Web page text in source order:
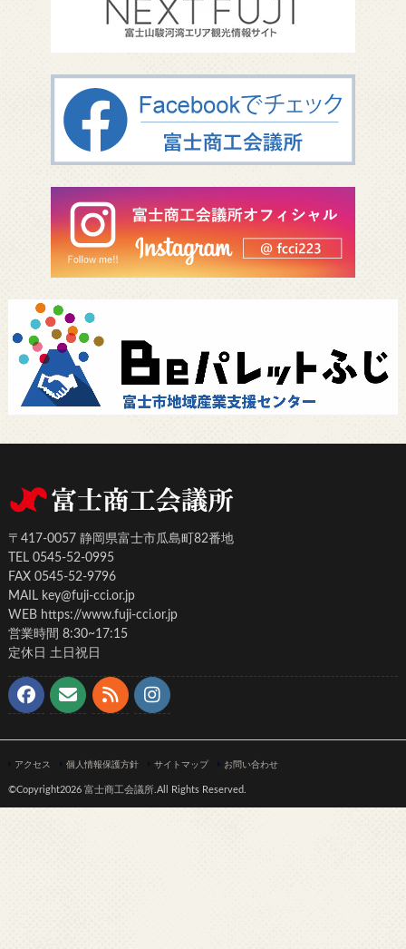
〒417-0057 静岡県富士市瓜島町82番地
TEL 0545-52-0995
FAX 0545-52-9796
MAIL key@fuji-cci.or.jp
WEB https://www.fuji-cci.or.jp
営業時間 8:30~17:15
定休日 土日祝日
アクセス 個人情報保護方針 サイトマップ お問い合わせ
©Copyright2026 富士商工会議所.All Rights Reserved.